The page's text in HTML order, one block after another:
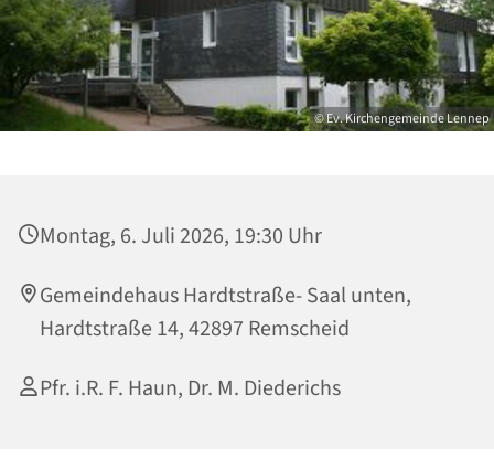
© Ev. Kirchengemeinde Lennep
Montag, 6. Juli 2026, 19:30 Uhr
Gemeindehaus Hardtstraße- Saal unten,
Hardtstraße 14, 42897 Remscheid
Pfr. i.R. F. Haun, Dr. M. Diederichs